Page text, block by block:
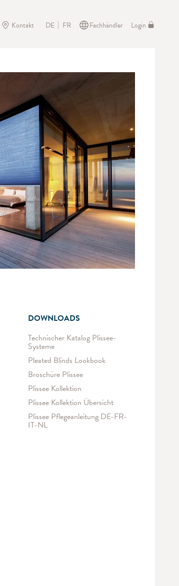
Kontakt DE FR Fachhändler Login
DOWNLOADS
Technischer Katalog Plissee-
Systeme
Pleated Blinds Lookbook
Broschüre Plissee
Plissee Kollektion
Plissee Kollektion Übersicht
Plissee Pflegeanleitung DE-FR-
IT-NL